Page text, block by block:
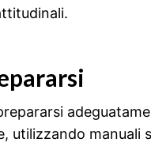
utilizzando manuali